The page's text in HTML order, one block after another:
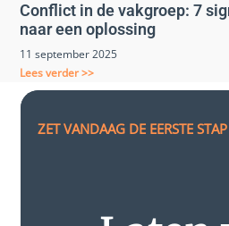
Conflict in de vakgroep: 7
naar een oplossing
11 september 2025
Lees verder >>
ZET VANDAAG DE EERSTE STAP